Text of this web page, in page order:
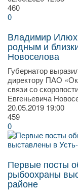
460
0
Владимир
родным и
Новоселова
Губернатор
директору ПАО
связи со
Евгеньевича
20.05.2019 19:00
459
0
Первые посты
рыбоохраны
районе